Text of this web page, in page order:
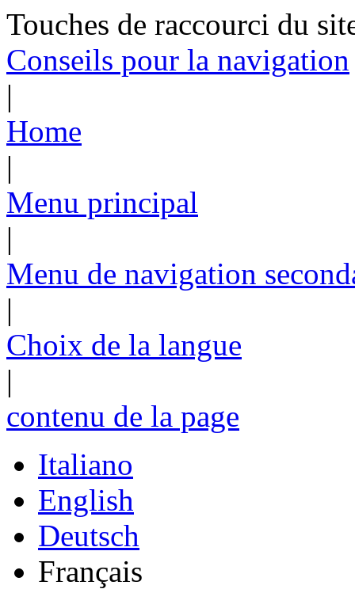
Touches de raccourci du
Conseils pour la navigation
|
Home
|
Menu principal
|
Menu de navigation
|
Choix de la langue
|
contenu de la page
Italiano
English
Deutsch
Français